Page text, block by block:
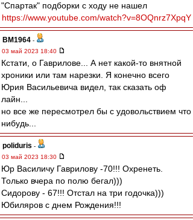
"Спартак" подборки с ходу не нашел
https://www.youtube.com/watch?v=8OQnrz7XpqY
BM1964 -
03 май 2023 18:40
Кстати, о Гаврилове... А нет какой-то внятной
хроники или там нарезки. Я конечно всего
Юрия Васильевича видел, так сказать оф
лайн...
но все же пересмотрел бы с удовольствием что
нибудь...
poliduris -
03 май 2023 18:30
Юр Василичу Гаврилову -70!!! Охренеть.
Только вчера по полю бегал)))
Сидорову - 67!!! Отстал на три годочка)))
Юбиляров с днем Рождения!!!